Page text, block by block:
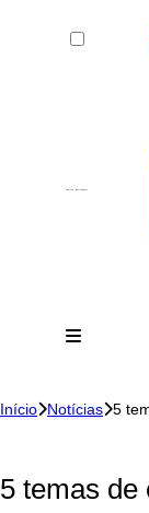
Início Notícias 5
5 temas de